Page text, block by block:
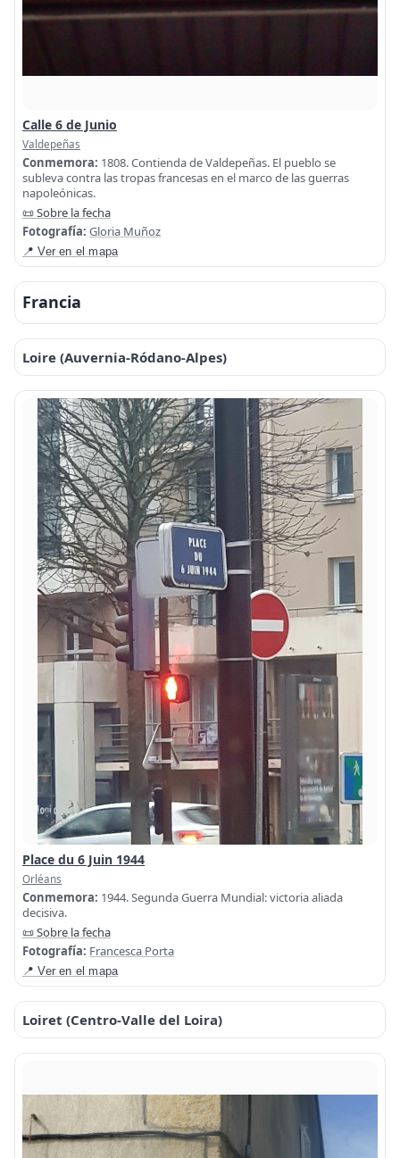
Calle 6 de Junio
Valdepeñas
Conmemora: 1808. Contienda de Valdepeñas. El pueblo se
subleva contra las tropas francesas en el marco de las guerras
napoleónicas.
📜 Sobre la fecha
Fotografía: Gloria Muñoz
📍 Ver en el mapa
Francia
Loire (Auvernia-Ródano-Alpes)
Place du 6 Juin 1944
Orléans
Conmemora: 1944. Segunda Guerra Mundial: victoria aliada
decisiva.
📜 Sobre la fecha
Fotografía: Francesca Porta
📍 Ver en el mapa
Loiret (Centro-Valle del Loira)